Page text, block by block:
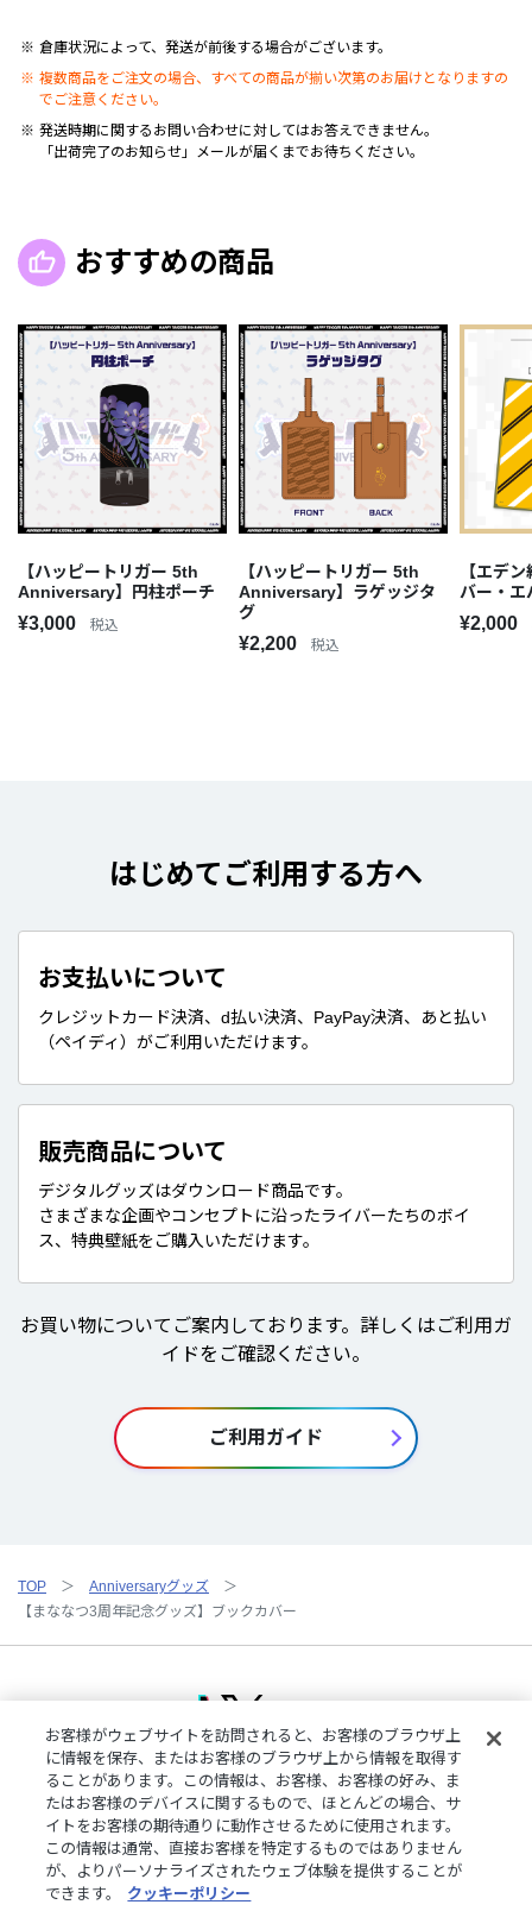
倉庫状況によって、発送が前後する場合がございます。
複数商品をご注文の場合、すべての商品が揃い次第のお届けとなりますの
でご注意ください。
発送時期に関するお問い合わせに対してはお答えできません。
「出荷完了のお知らせ」メールが届くまでお待ちください。
おすすめの商品
【ハッピートリガー 5th
Anniversary】円柱ポーチ
¥3,000 税込
【ハッピートリガー 5th
Anniversary】ラゲッジタ
グ
¥2,200 税込
【エデ
バー・エ
¥2,000
はじめてご利用する方へ
お支払いについて
クレジットカード決済、d払い決済、PayPay決済、あと払い
（ペイディ）がご利用いただけます。
販売商品について
デジタルグッズはダウンロード商品です。
さまざまな企画やコンセプトに沿ったライバーたちのボイ
ス、特典壁紙をご購入いただけます。
お買い物についてご案内しております。詳しくはご利用ガ
イドをご確認ください。
ご利用ガイド
TOP
Anniversaryグッズ
【まななつ3周年記念グッズ】ブックカバー
ご利用規約プライバシーポリシー
特定商取引法に基づく表記
ご利用ガイドよくある質問お問い合わせにじさんじ公式サイト
クッキーの詳細
お客様がウェブサイトを訪問されると、お客様のブラウザ上
に情報を保存、またはお客様のブラウザ上から情報を取得す
ることがあります。この情報は、お客様、お客様の好み、ま
たはお客様のデバイスに関するもので、ほとんどの場合、サ
イトをお客様の期待通りに動作させるために使用されます。
この情報は通常、直接お客様を特定するものではありません
が、よりパーソナライズされたウェブ体験を提供することが
できます。
クッキーポリシー